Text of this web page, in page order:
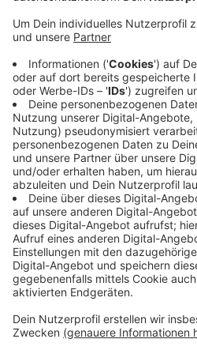
Anzeige
Die Unbekannten seien wohl
gelangt, so die Polizei. Dort
und Kabel geklaut. Durch den
des Gemeindegebäudes an
außerdem das Dach
Polizei zwischen Freitag 16.30
stattgefunden. Wer in dieser
hat, meldet sich bitte bei der
Euskirchen.
Anzeige